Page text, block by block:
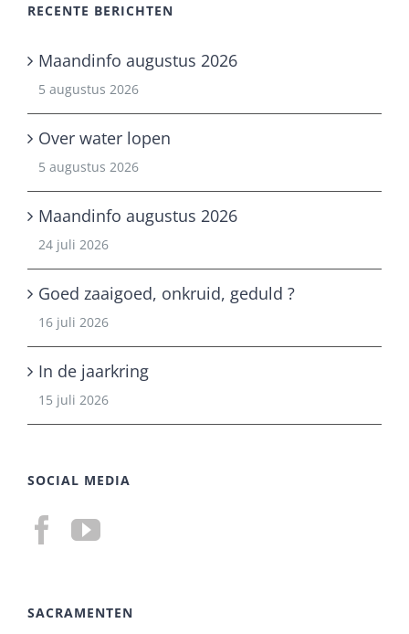
RECENTE BERICHTEN
Maandinfo augustus 2026
5 augustus 2026
Over water lopen
5 augustus 2026
Maandinfo augustus 2026
24 juli 2026
Goed zaaigoed, onkruid, geduld ?
16 juli 2026
In de jaarkring
15 juli 2026
SOCIAL MEDIA
SACRAMENTEN